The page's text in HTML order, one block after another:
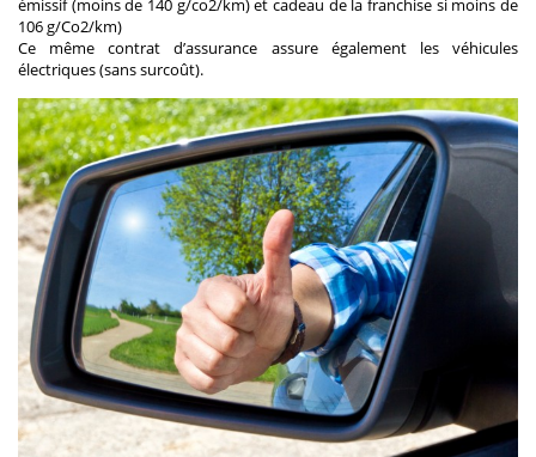
émissif (moins de 140 g/co2/km) et cadeau de la franchise si moins de
106 g/Co2/km)
Ce même contrat d’assurance assure également les véhicules
électriques (sans surcoût).